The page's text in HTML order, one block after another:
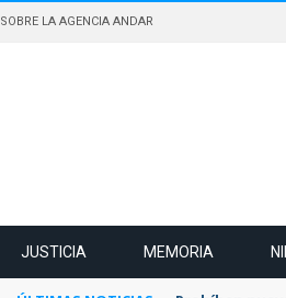
SOBRE LA AGENCIA ANDAR
JUSTICIA MEMORIA